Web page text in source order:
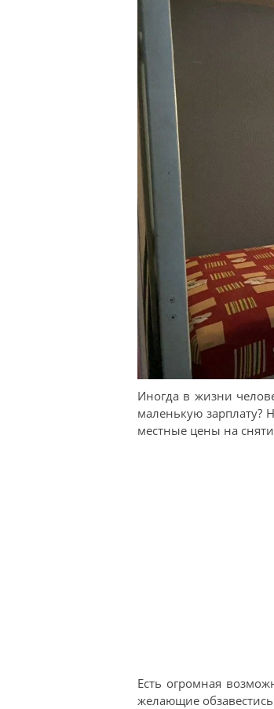
Иногда в жизни
маленькую зарплату?
местные цены на
Есть огромная
желающие